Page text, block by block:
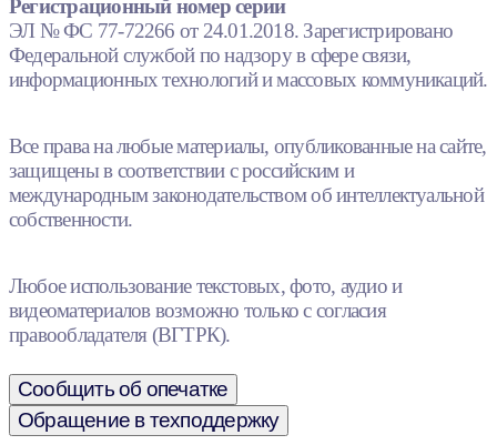
Регистрационный номер серии
ЭЛ № ФС 77-72266 от 24.01.2018. Зарегистрировано
Федеральной службой по надзору в сфере связи,
информационных технологий и массовых коммуникаций.
Все права на любые материалы, опубликованные на сайте,
защищены в соответствии с российским и
международным законодательством об интеллектуальной
собственности.
Любое использование текстовых, фото, аудио и
видеоматериалов возможно только с согласия
правообладателя (ВГТРК).
Сообщить об опечатке
Обращение в техподдержку